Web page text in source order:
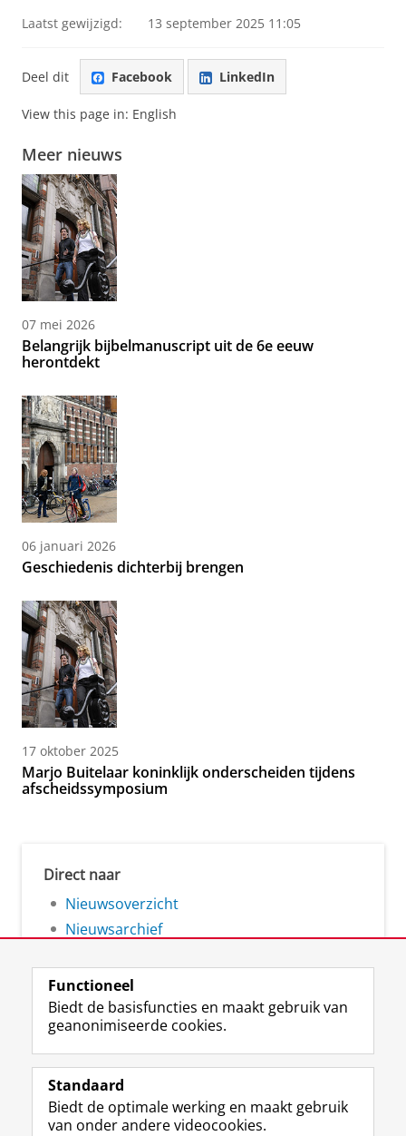
Laatst gewijzigd: 13 september 2025 11:05
Deel dit Facebook LinkedIn
View this page in: English
Meer nieuws
07 mei 2026
Belangrijk bijbelmanuscript uit de 6e eeuw
herontdekt
06 januari 2026
Geschiedenis dichterbij brengen
17 oktober 2025
Marjo Buitelaar koninklijk onderscheiden tijdens
afscheidssymposium
Direct naar
Nieuwsoverzicht
Nieuwsarchief
Volg de RUG
F
a
e
b
L
i
k
e
R
S
-
f
I
n
t
Y
o
T
Studiekiezers
Functioneel
Biedt de basisfuncties en maakt gebruik van
geanonimiseerde cookies.
Standaard
Biedt de optimale werking en maakt gebruik
van onder andere videocookies.